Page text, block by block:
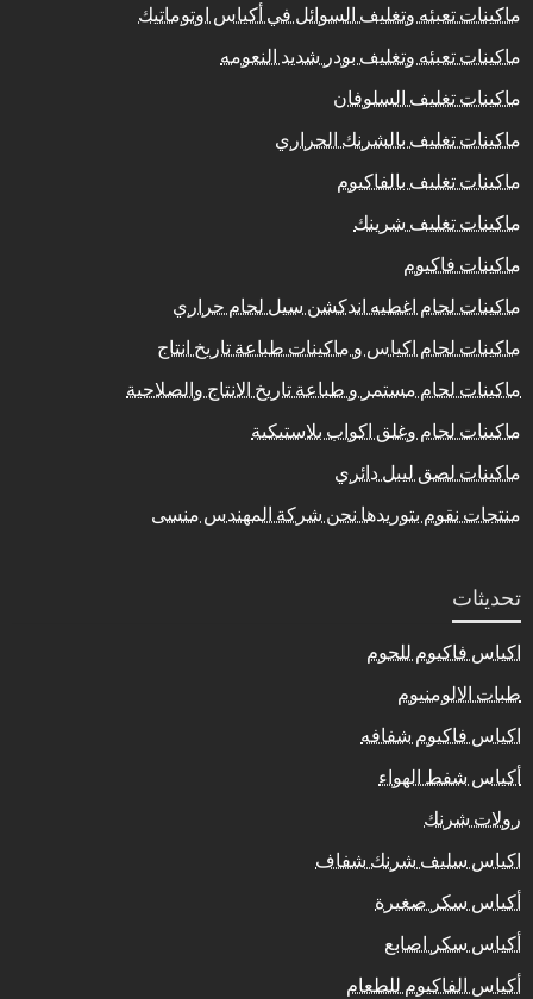
ماكينات تعبئه وتغليف السوائل في أكياس اوتوماتيك
ماكينات تعبئه وتغليف بودر شديد النعومه
ماكينات تغليف السلوفان
ماكينات تغليف بالشرنك الحراري
ماكينات تغليف بالفاكيوم
ماكينات تغليف شرينك
ماكينات فاكيوم
ماكينات لحام اغطيه اندكشن سيل لحام حراري
ماكينات لحام اكياس و ماكينات طباعة تاريخ انتاج
ماكينات لحام مستمر و طباعة تاريخ الانتاج والصلاحية
ماكينات لحام وغلق اكواب بلاستيكية
ماكينات لصق ليبل دائري
منتجات نقوم بتوريدها نحن شركة المهندس منسى
تحديثات
اكياس فاكيوم للحوم
طبات الالومنيوم
اكياس فاكيوم شفافه
أكياس شفط الهواء
رولات شرنك
اكياس سليف شرنك شفاف
أكياس سكر صغيرة
أكياس سكر اصابع
أكياس الفاكيوم للطعام